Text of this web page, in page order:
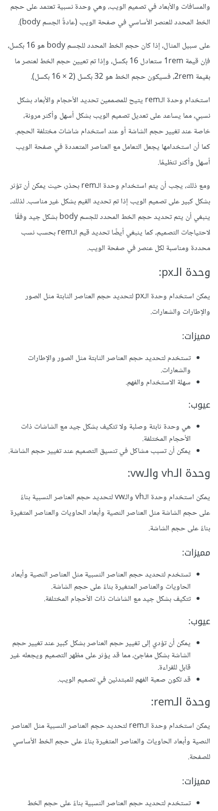
والمسافات والأبعاد في تصميم الويب، وهي وحدة نسبية تعتمد على حجم
الخط المحدد للعنصر الأساسي في صفحة الويب (عادةً الجسم body).
على سبيل المثال، إذا كان حجم الخط المحدد للجسم body هو 16 بكسل،
فإن قيمة 1rem ستعادل 16 بكسل، وإذا تم تعيين حجم الخط لعنصر ما
بقيمة 2rem، فسيكون حجم الخط هو 32 بكسل (2 × 16 بكسل).
استخدام وحدة الـrem يتيح للمصممين تحديد الأحجام والأبعاد بشكل
نسبي، مما يساعد على تعديل تصميم الويب بشكل أسهل وأكثر مرونة،
خاصة عند تغيير حجم الشاشة أو عند استخدام شاشات مختلفة الحجم.
كما أن استخدامها يجعل التعامل مع العناصر المتعددة في صفحة الويب
أسهل وأكثر تنظيمًا.
ومع ذلك، يجب أن يتم استخدام وحدة الـrem بحذر، حيث يمكن أن تؤثر
بشكل كبير على تصميم الويب إذا تم تحديد القيم بشكل غير مناسب. لذلك،
ينبغي أن يتم تحديد حجم الخط المحدد للجسم body بشكل جيد وفقًا
لاحتياجات التصميم، كما ينبغي أيضًا تحديد قيم الـrem بحسب نسب
محددة ومناسبة لكل عنصر في صفحة الويب.
وحدة الـpx:
يمكن استخدام وحدة الـpx لتحديد حجم العناصر الثابتة مثل الصور
والإطارات والشعارات.
مميزات:
تستخدم لتحديد حجم العناصر الثابتة مثل الصور والإطارات
والشعارات.
سهلة الاستخدام والفهم.
عيوب:
هي وحدة ثابتة وصلبة ولا تتكيف بشكل جيد مع الشاشات ذات
الأحجام المختلفة.
يمكن أن تسبب مشاكل في تنسيق التصميم عند تغيير حجم الشاشة.
وحدة الـvh والـvw:
يمكن استخدام وحدة الـvh والـvw لتحديد حجم العناصر النسبية بناءً
على حجم الشاشة مثل العناصر النصية وأبعاد الحاويات والعناصر المتغيرة
بناءً على حجم الشاشة.
مميزات:
تستخدم لتحديد حجم العناصر النسبية مثل العناصر النصية وأبعاد
الحاويات والعناصر المتغيرة بناءً على حجم الشاشة.
تتكيف بشكل جيد مع الشاشات ذات الأحجام المختلفة.
عيوب:
يمكن أن تؤدي إلى تغيير حجم العناصر بشكل كبير عند تغيير حجم
الشاشة بشكل مفاجئ، مما قد يؤثر على مظهر التصميم ويجعله غير
قابل للقراءة.
قد تكون صعبة الفهم للمبتدئين في تصميم الويب.
وحدة الـrem:
يمكن استخدام وحدة الـrem لتحديد حجم العناصر النسبية مثل العناصر
النصية وأبعاد الحاويات والعناصر المتغيرة بناءً على حجم الخط الأساسي
للصفحة.
مميزات:
تستخدم لتحديد حجم العناصر النسبية بناءً على حجم الخط